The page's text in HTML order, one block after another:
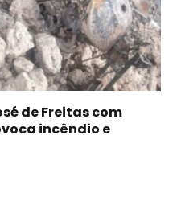
de Freitas com
incêndio e